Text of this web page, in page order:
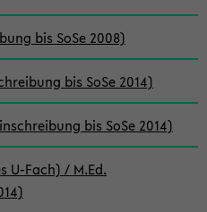
bis SoSe 2008)
bis SoSe 2014)
bis SoSe 2014)
U-Fach) / M.Ed.